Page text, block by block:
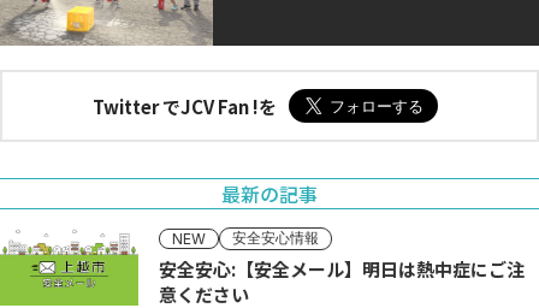
Twitter でJCV Fan !を
最新の記事
NEW 安全安心情報
安全安心:【安全メール】明日は熱中症にご注
意ください